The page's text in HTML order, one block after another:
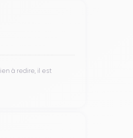
à redire, il est